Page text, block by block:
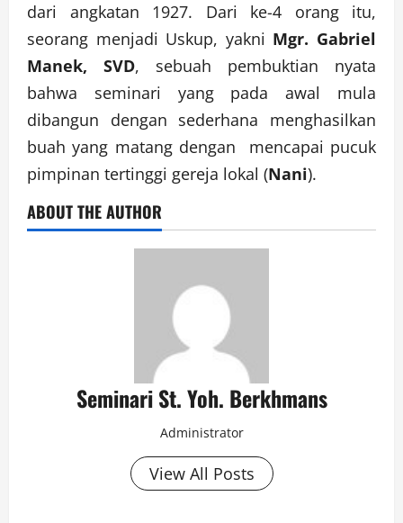
dari angkatan 1927. Dari ke-4 orang itu,
seorang menjadi Uskup, yakni Mgr. Gabriel
Manek, SVD, sebuah pembuktian nyata
bahwa seminari yang pada awal mula
dibangun dengan sederhana menghasilkan
buah yang matang dengan mencapai pucuk
pimpinan tertinggi gereja lokal (Nani).
ABOUT THE AUTHOR
Seminari St. Yoh. Berkhmans
Administrator
View All Posts